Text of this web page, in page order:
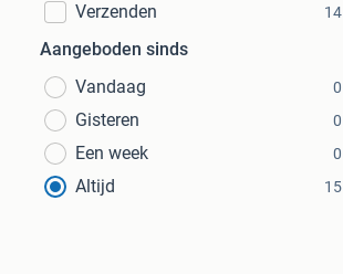
Verzenden 14
Aangeboden sinds
Vandaag
0
Gisteren 0
Een week 0
Altijd 15